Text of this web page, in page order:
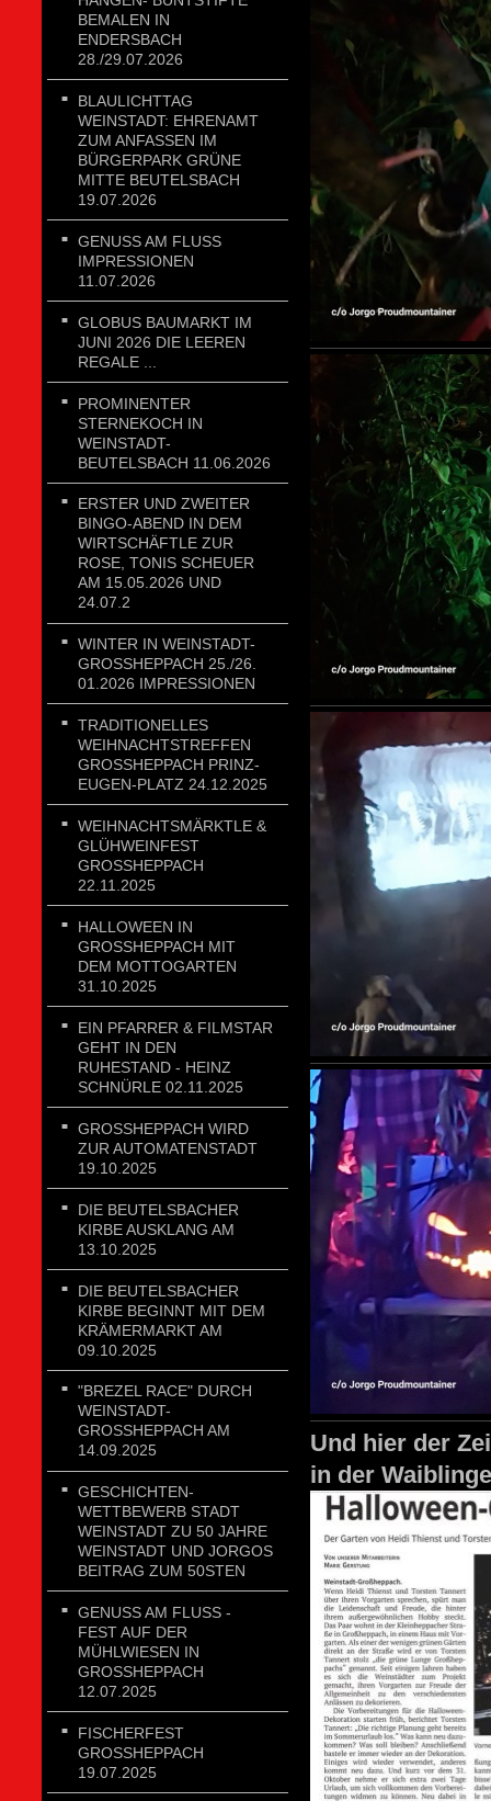
BEMALEN IN
ENDERSBACH
28./29.07.2026
BLAULICHTTAG
WEINSTADT: EHRENAMT
ZUM ANFASSEN IM
BÜRGERPARK GRÜNE
MITTE BEUTELSBACH
19.07.2026
GENUSS AM FLUSS
IMPRESSIONEN
11.07.2026
GLOBUS BAUMARKT IM
JUNI 2026 DIE LEEREN
REGALE ...
PROMINENTER
STERNEKOCH IN
WEINSTADT-
BEUTELSBACH 11.06.2026
ERSTER UND ZWEITER
BINGO-ABEND IN DEM
WIRTSCHÄFTLE ZUR
ROSE, TONIS SCHEUER
AM 15.05.2026 UND
24.07.2
WINTER IN WEINSTADT-
GROSSHEPPACH 25./26. 0
1.2026 IMPRESSIONEN
TRADITIONELLES
WEIHNACHTSTREFFEN
GROSSHEPPACH PRINZ-E
UGEN-PLATZ 24.12.2025
WEIHNACHTSMÄRKTLE &
GLÜHWEINFEST
GROSSHEPPACH 2
2.11.2025
HALLOWEEN IN
GROSSHEPPACH MIT D
EM MOTTOGARTEN 3
1.10.2025
EIN PFARRER & FILMSTAR
GEHT IN DEN
RUHESTAND - HEINZ
SCHNÜRLE 02.11.2025
GROSSHEPPACH WIRD Z
UR AUTOMATENSTADT 1
9.10.2025
DIE BEUTELSBACHER
KIRBE AUSKLANG AM
13.10.2025
DIE BEUTELSBACHER
KIRBE BEGINNT MIT DEM
KRÄMERMARKT AM
09.10.2025
"BREZEL RACE" DURCH
WEINSTADT-
GROSSHEPPACH AM 1
4.09.2025
GESCHICHTEN-
WETTBEWERB STADT
WEINSTADT ZU 50 JAHRE
WEINSTADT UND JORGOS
BEITRAG ZUM 50STEN
GENUSS AM FLUSS - FE
ST AUF DER MÜ
HLWIESEN IN GR
OSSHEPPACH 12.
07.2025
FISCHERFEST
GROSSHEPPACH 1
9.07.2025
Und hier der
in der